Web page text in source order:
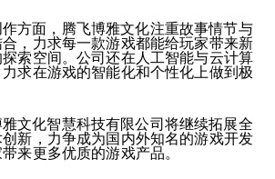
方面，腾飞博雅文化注重故事情节与
，力求每一款游戏都能给玩家带来新
索空间。公司还在人工智能与云计算
求在游戏的智能化和个性化上做到极
文化智慧科技有限公司将继续拓展全
新，力争成为国内外知名的游戏开发
来更多优质的游戏产品。